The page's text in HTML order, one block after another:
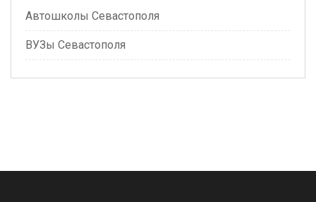
Автошколы Севастополя
ВУЗы Севастополя